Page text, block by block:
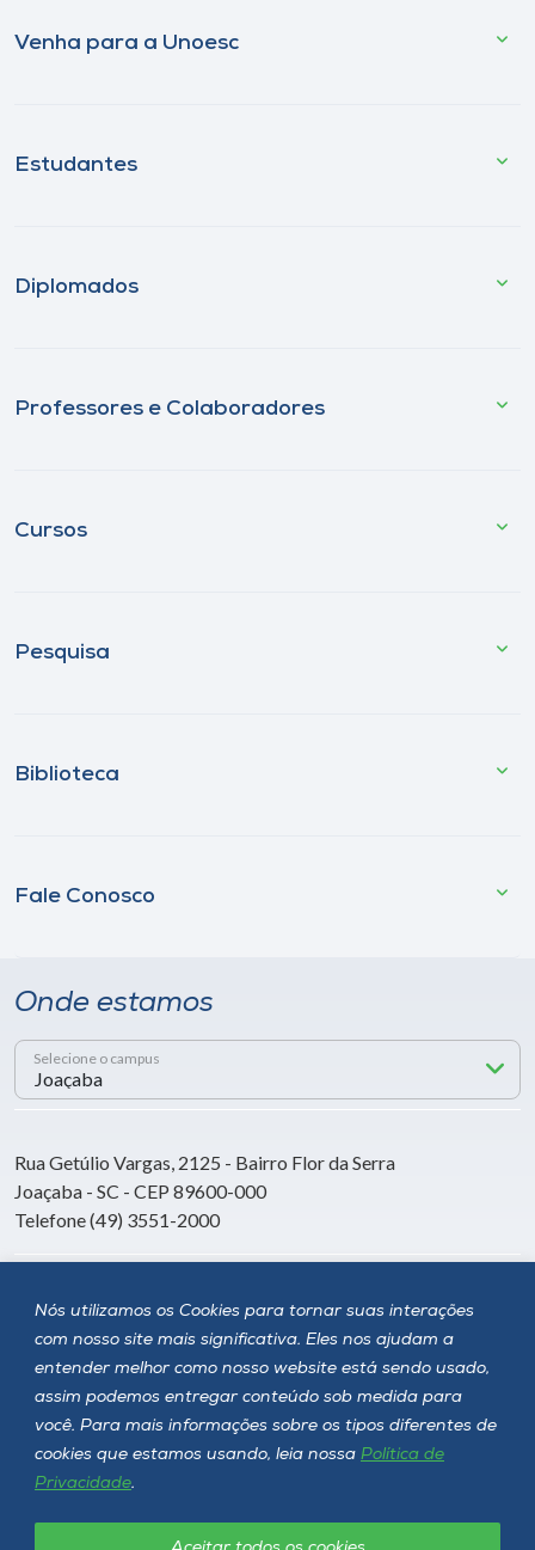
Nós utilizamos os Cookies para tornar suas interações
com nosso site mais significativa. Eles nos ajudam a
entender melhor como nosso website está sendo usado,
assim podemos entregar conteúdo sob medida para
você. Para mais informações sobre os tipos diferentes de
cookies que estamos usando, leia nossa Política de
Privacidade.
Venha para a Unoesc
Estudantes
Diplomados
Professores e Colaboradores
Cursos
Pesquisa
Biblioteca
Fale Conosco
Onde estamos
Selecione o campus
Rua Getúlio Vargas, 2125 - Bairro Flor da Serra
Joaçaba - SC - CEP 89600-000
Telefone (49) 3551-2000
Siga a Unoesc